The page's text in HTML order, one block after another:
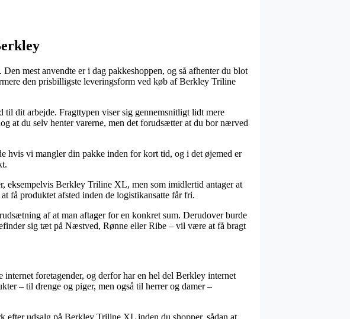
mest anvendte er i dag pakkeshoppen, og så afhenter du blot
den prisbilligste leveringsform ved køb af Berkley Triline
dit arbejde. Fragttypen viser sig gennemsnitligt lidt mere
at du selv henter varerne, men det forudsætter at du bor nærved
hvis vi mangler din pakke inden for kort tid, og i det øjemed er
eksempelvis Berkley Triline XL, men som imidlertid antager at
få produktet afsted inden de logistikansatte får fri.
af at man aftager for en konkret sum. Derudover burde
sig tæt på Næstved, Rønne eller Ribe – vil være at få bragt
foretagender, og derfor har en hel del Berkley internet
– til drenge og piger, men også til herrer og damer –
udsalg på Berkley Triline XL inden du shopper, sådan at